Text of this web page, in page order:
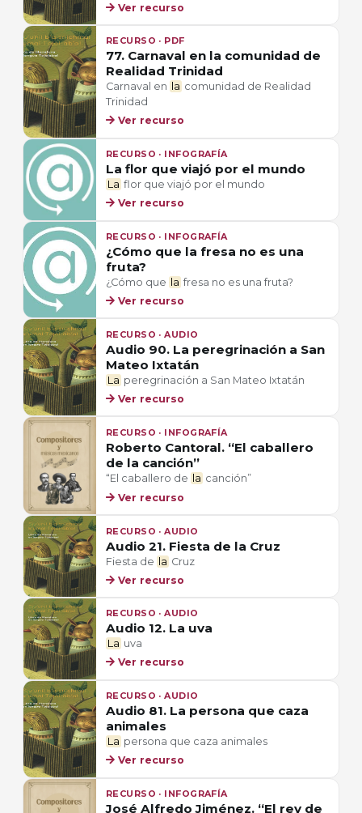
Ver recurso
RECURSO · PDF
77. Carnaval en la comunidad de
Realidad Trinidad
Carnaval en la comunidad de Realidad
Trinidad
Ver recurso
RECURSO · INFOGRAFÍA
La flor que viajó por el mundo
La flor que viajó por el mundo
Ver recurso
RECURSO · INFOGRAFÍA
¿Cómo que la fresa no es una
fruta?
¿Cómo que la fresa no es una fruta?
Ver recurso
RECURSO · AUDIO
Audio 90. La peregrinación a San
Mateo Ixtatán
La peregrinación a San Mateo Ixtatán
Ver recurso
RECURSO · INFOGRAFÍA
Roberto Cantoral. “El caballero
de la canción”
“El caballero de la canción”
Ver recurso
RECURSO · AUDIO
Audio 21. Fiesta de la Cruz
Fiesta de la Cruz
Ver recurso
RECURSO · AUDIO
Audio 12. La uva
La uva
Ver recurso
RECURSO · AUDIO
Audio 81. La persona que caza
animales
La persona que caza animales
Ver recurso
RECURSO · INFOGRAFÍA
José Alfredo Jiménez. “El rey de